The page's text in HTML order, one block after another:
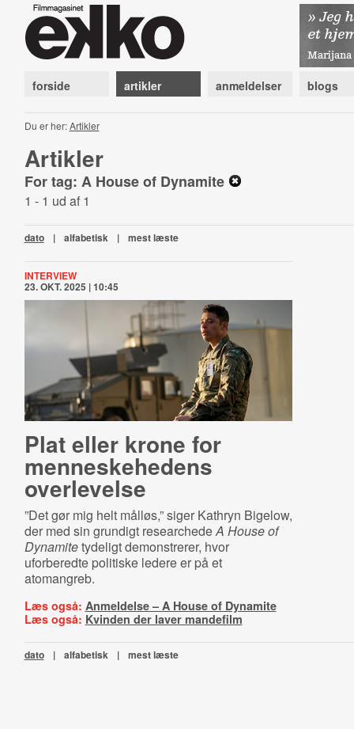
forside artikler anmeldelser blogs
Du er her:Artikler
Artikler
For tag: A House of Dynamite
1 - 1 ud af 1
dato | alfabetisk | mest læste
INTERVIEW
23. OKT. 2025 | 10:45
Plat eller krone for
menneskehedens
overlevelse
”Det gør mig helt målløs,” siger Kathryn Bigelow,
der med sin grundigt researchedeA House of
Dynamitetydeligt demonstrerer, hvor
uforberedte politiske ledere er på et
atomangreb.
Læs også: Anmeldelse – A House of Dynamite
Læs også: Kvinden der laver mandefilm
dato | alfabetisk | mest læste